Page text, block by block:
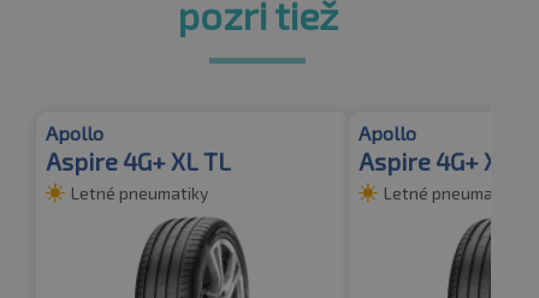
pozri tiež
Apollo
Aspire 4G+ XL TL
Letné pneumatiky
Apollo
Aspire 4G+ XL
Letné pneumatiky